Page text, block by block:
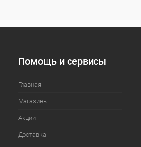
Помощь и сервисы
Главная
Магазины
Акции
Доставка